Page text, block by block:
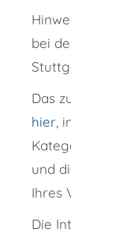
Hinweis: Die
bei den
Stuttgart und
Das
hier , indem
Kategorie
und die
Ihres Vereins
Die